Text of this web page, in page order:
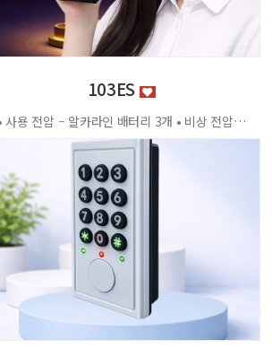
103ES
• 사용 전압 – 알카라인 배터리 3개 • 비상 전압 - DC3.2V±0.2V • 전력 소비량 – 정전류 : ≤30μA 동작전류 : ≤150 MA • 사용 환경 – 온도 : 0℃ ~ +70℃ 습도 : RH 20% ~ RH95%RH 사용방법 < 잠금방법 > - 비밀번호 4자리 숫자를 입력하면 문이 자동으로 잠깁니다. < 찾는방법> - 입력했던 비밀번호 4자리 숫자를 누르면 자동으로 문이 열립니다. - 비밀번호를 잊었을 경우 마스터키 사용 가능 특징 - 마스터키 10개까지 등록가능 - 버튼백라이트 - 배터리 방전 시 외부전원 공급기 사용가능 - 자동/수동 잠금 설정 가능 - 마스터 비밀번호 설정 가능 - 무음모드 가능 - 125Khz [이 게시물은 관리자님에 의해 2026-06-18 11:43:04 제품소개에서 복사 됨]